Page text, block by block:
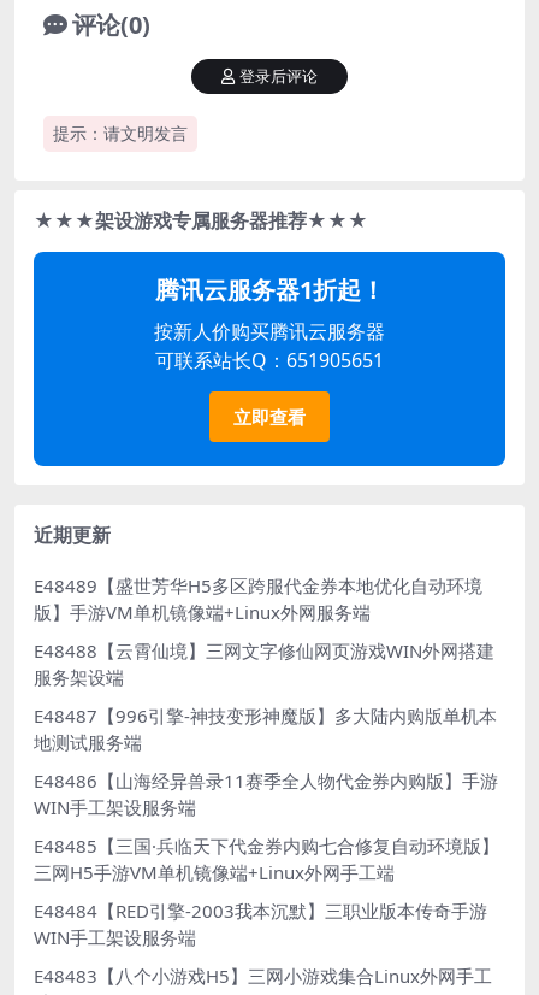
评论(0)
提示：请文明发言
登录后评论
★★★架设游戏专属服务器推荐★★★
腾讯云服务器1折起！
按新人价购买腾讯云服务器
可联系站长Q：651905651
立即查看
近期更新
E48489【盛世芳华H5多区跨服代金券本地优化自动环境
版】手游VM单机镜像端+Linux外网服务端
E48488【云霄仙境】三网文字修仙网页游戏WIN外网搭建
服务架设端
E48487【996引擎-神技变形神魔版】多大陆内购版单机本
地测试服务端
E48486【山海经异兽录11赛季全人物代金券内购版】手游
WIN手工架设服务端
E48485【三国·兵临天下代金券内购七合修复自动环境版】
三网H5手游VM单机镜像端+Linux外网手工端
E48484【RED引擎-2003我本沉默】三职业版本传奇手游
WIN手工架设服务端
E48483【八个小游戏H5】三网小游戏集合Linux外网手工